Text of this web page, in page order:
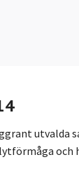
utvalda
och